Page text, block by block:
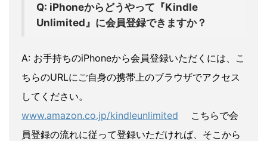
Q: iPhoneからどうやって『Kindle
Unlimited』に会員登録できますか？
A: お手持ちのiPhoneから会員登録いただくには、こ
ちらのURLにご自身の携帯上のブラウザでアクセス
してください。
www.amazon.co.jp/kindleunlimited こちらで会
員登録の流れに従って登録いただければ、そこから